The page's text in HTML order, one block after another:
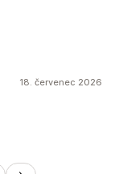
18. červenec 2026